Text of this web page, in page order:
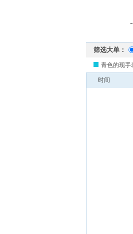
-
筛选大单：
青色的现手
时间